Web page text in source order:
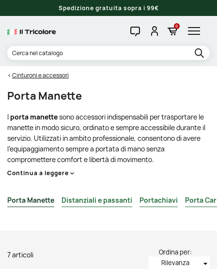
Spedizione gratuita sopra i 99€
0
Cinturoni e accessori
Porta Manette
I porta manettesono accessori indispensabili per trasportare le
manette in modo sicuro, ordinato e sempre accessibile durante il
servizio. Utilizzati in ambito professionale, consentono di avere
l'equipaggiamento sempre a portata di mano senza
compromettere comfort e libertà di movimento.
Continua a leggere
Porta Manette Distanziali e passanti Portachiavi Porta
7 articoli
Ordina per:
Rilevanza
arrow_drop_down